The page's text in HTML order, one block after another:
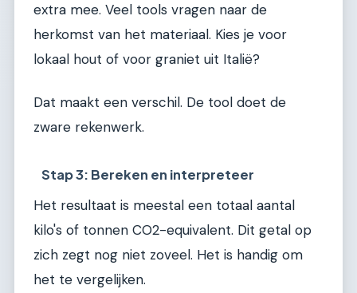
extra mee. Veel tools vragen naar de
herkomst van het materiaal. Kies je voor
lokaal hout of voor graniet uit Italië?
Dat maakt een verschil. De tool doet de
zware rekenwerk.
Stap 3: Bereken en interpreteer
Het resultaat is meestal een totaal aantal
kilo's of tonnen CO2-equivalent. Dit getal op
zich zegt nog niet zoveel. Het is handig om
het te vergelijken.